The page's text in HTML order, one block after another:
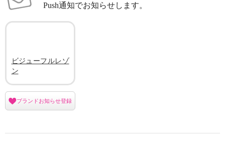
×
Push通知でお知らせします。
ビジューフルレゾ
ン
ブランドお知らせ登録